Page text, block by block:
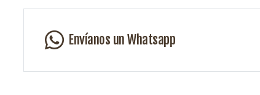
Envíanos un Whatsapp